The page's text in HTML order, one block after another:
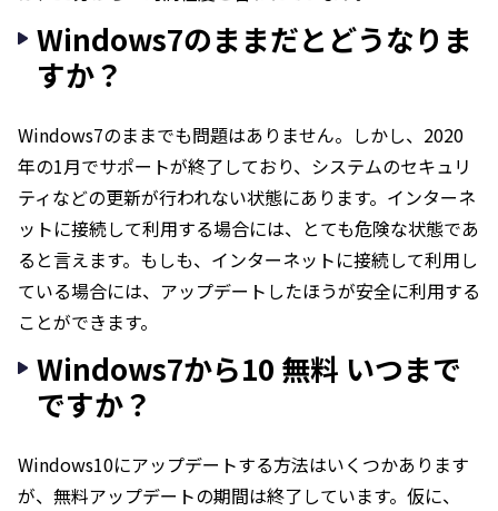
Windows7のままだとどうなりま
すか？
Windows7のままでも問題はありません。しかし、2020
年の1月でサポートが終了しており、システムのセキュリ
ティなどの更新が行われない状態にあります。インターネ
ットに接続して利用する場合には、とても危険な状態であ
ると言えます。もしも、インターネットに接続して利用し
ている場合には、アップデートしたほうが安全に利用する
ことができます。
Windows7から10 無料 いつまで
ですか？
Windows10にアップデートする方法はいくつかあります
が、無料アップデートの期間は終了しています。仮に、